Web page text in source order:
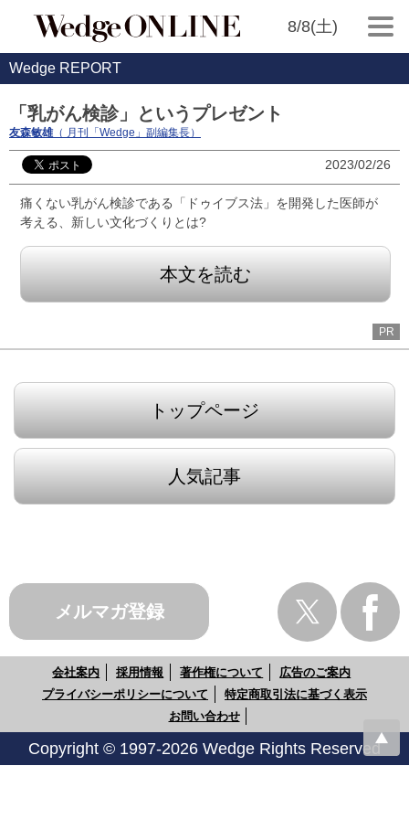
8/8(土)
Wedge REPORT
「乳がん検診」というプレゼント
友森敏雄（ 月刊「Wedge」副編集長）
2023/02/26
痛くない乳がん検診である「ドゥイブス法」を開発した医師が
考える、新しい文化づくりとは?
本文を読む
PR
トップページ
人気記事
メルマガ登録
会社案内 採用情報 著作権について
広告のご案内
プライバシーポリシーについて
特定商取引法に基づく表示
お問い合わせ
Copyright © 1997-2026 Wedge Rights Reserved